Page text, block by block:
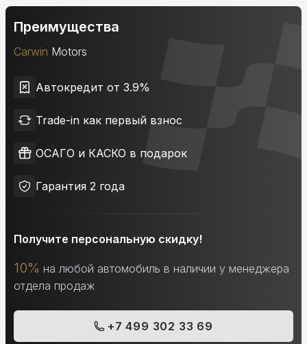
Преимущества
Carwin Motors
Автокредит от 3.9%
Trade-in как первый взнос
ОСАГО и КАСКО в подарок
Гарантия 2 года
Получите персональную скидку!
10% на любой автомобиль в наличии у менеджера
отдела продаж
+7 499 302 33 69